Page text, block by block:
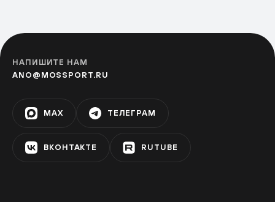
НАПИШИТЕ НАМ
ANO@MOSSPORT.RU
MAX ТЕЛЕГРАМ
ВКОНТАКТЕ RUTUBE